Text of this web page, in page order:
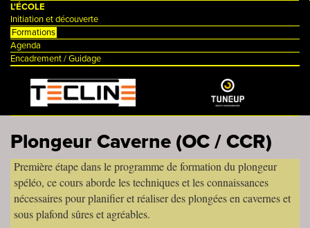
L'ÉCOLE
Initiation et découverte
Formations
Agenda
Encadrement / Guidage
Plongeur Caverne (OC / CCR)
Première étape dans le programme de formation du plongeur
spéléo, ce cours aborde les techniques et les connaissances
nécessaires pour planifier et réaliser des plongées en cavernes et
sous plafond sûres et agréables.